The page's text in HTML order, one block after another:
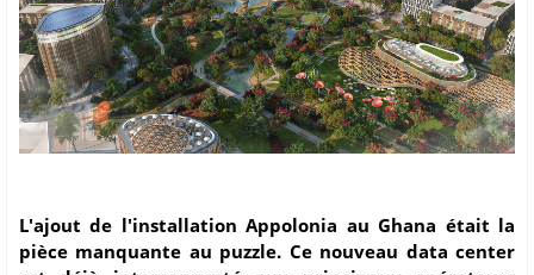
L'ajout de l'installation Appolonia au Ghana était la
pièce manquante au puzzle. Ce nouveau data center